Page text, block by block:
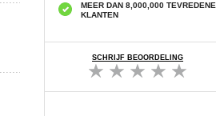
MEER DAN 8,000,000 TEVREDENE
KLANTEN
SCHRIJF BEOORDELING